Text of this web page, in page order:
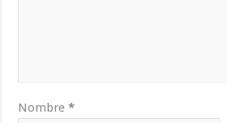
Nombre*